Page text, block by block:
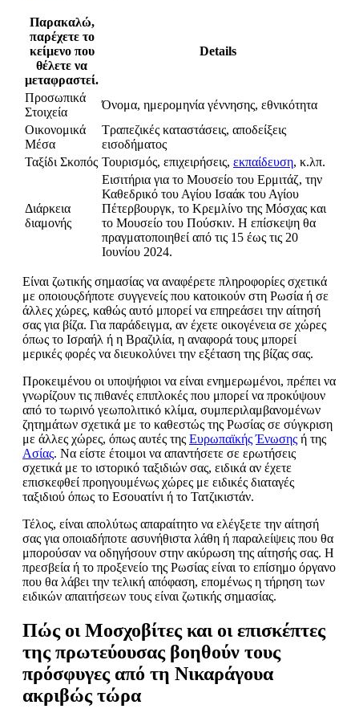
Παρακαλώ,
παρέχετε το
κείμενο που
θέλετε να
μεταφραστεί.
Details
Προσωπικά
Στοιχεία
Όνομα, ημερομηνία γέννησης, εθνικότητα
Οικονομικά
Μέσα
Τραπεζικές καταστάσεις, αποδείξεις
εισοδήματος
Ταξίδι Σκοπός Τουρισμός, επιχειρήσεις, εκπαίδευση, κ.λπ.
Διάρκεια
διαμονής
Εισιτήρια για το Μουσείο του Ερμιτάζ, την
Καθεδρικό του Αγίου Ισαάκ του Αγίου
Πέτερβουργκ, το Κρεμλίνο της Μόσχας και
το Μουσείο του Πούσκιν. Η επίσκεψη θα
πραγματοποιηθεί από τις 15 έως τις 20
Ιουνίου 2024.
Είναι ζωτικής σημασίας να αναφέρετε πληροφορίες σχετικά
με οποιουςδήποτε συγγενείς που κατοικούν στη Ρωσία ή σε
άλλες χώρες, καθώς αυτό μπορεί να επηρεάσει την αίτησή
σας για βίζα. Για παράδειγμα, αν έχετε οικογένεια σε χώρες
όπως το Ισραήλ ή η Βραζιλία, η αναφορά τους μπορεί
μερικές φορές να διευκολύνει την εξέταση της βίζας σας.
Προκειμένου οι υποψήφιοι να είναι ενημερωμένοι, πρέπει να
γνωρίζουν τις πιθανές επιπλοκές που μπορεί να προκύψουν
από το τωρινό γεωπολιτικό κλίμα, συμπεριλαμβανομένων
ζητημάτων σχετικά με το καθεστώς της Ρωσίας σε σύγκριση
με άλλες χώρες, όπως αυτές της Ευρωπαϊκής Ένωσης ή της
Ασίας. Να είστε έτοιμοι να απαντήσετε σε ερωτήσεις
σχετικά με το ιστορικό ταξιδιών σας, ειδικά αν έχετε
επισκεφθεί προηγουμένως χώρες με ειδικές διαταγές
ταξιδιού όπως το Εσουατίνι ή το Τατζικιστάν.
Τέλος, είναι απολύτως απαραίτητο να ελέγξετε την αίτησή
σας για οποιαδήποτε ασυνήθιστα λάθη ή παραλείψεις που θα
μπορούσαν να οδηγήσουν στην ακύρωση της αίτησής σας. Η
πρεσβεία ή το προξενείο της Ρωσίας είναι το επίσημο όργανο
που θα λάβει την τελική απόφαση, επομένως η τήρηση των
ειδικών απαιτήσεων τους είναι ζωτικής σημασίας.
Πώς οι Μοσχοβίτες και οι επισκέπτες
της πρωτεύουσας βοηθούν τους
πρόσφυγες από τη Νικαράγουα
ακριβώς τώρα